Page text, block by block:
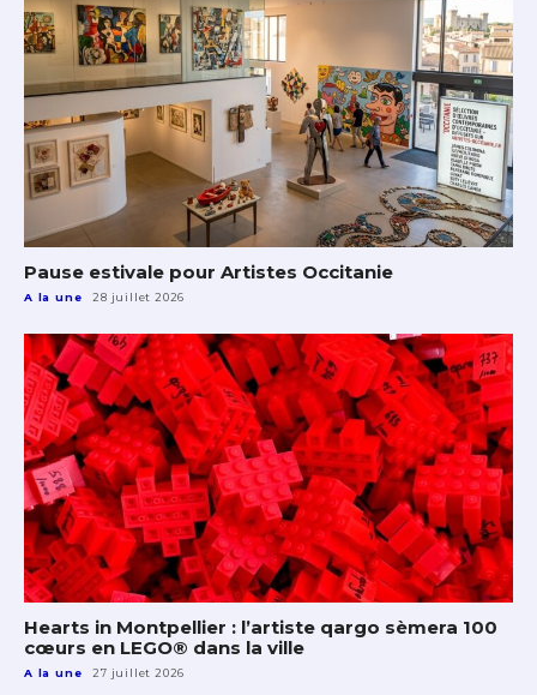
Pause estivale pour Artistes Occitanie
A la une 28 juillet 2026
Hearts in Montpellier : l’artiste qargo sèmera 100
cœurs en LEGO® dans la ville
A la une 27 juillet 2026